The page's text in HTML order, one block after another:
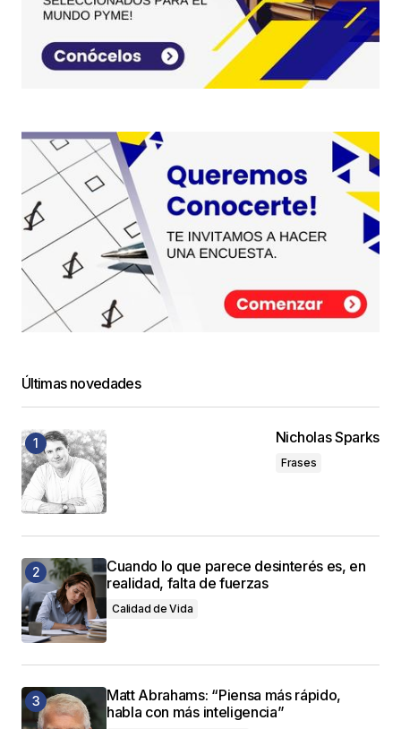
Últimas novedades
Nicholas Sparks
Frases
Cuando lo que parece desinterés es, en
realidad, falta de fuerzas
Calidad de Vida
Matt Abrahams: “Piensa más rápido,
habla con más inteligencia”